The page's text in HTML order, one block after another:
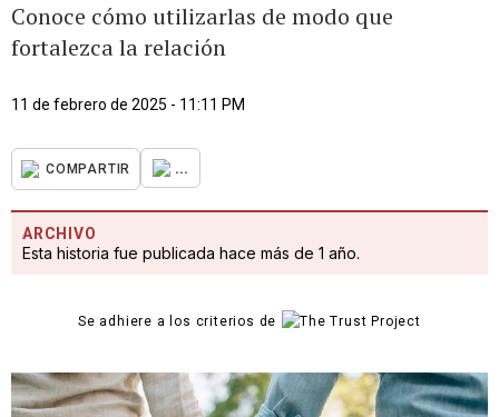
Conoce cómo utilizarlas de modo que
fortalezca la relación
11 de febrero de 2025 - 11:11 PM
COMPARTIR ...
ARCHIVO
Esta historia fue publicada hace más de 1 año.
Se adhiere a los criterios de